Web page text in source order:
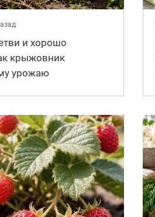
и хорошо
крыжовник
урожаю